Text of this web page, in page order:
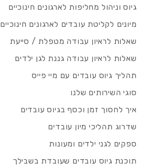
גיוס וניהול מחליפות לארגונים חינוכיים
מיונים לקליטת עובדים לארגונים חינוכיים
שאלות לראיון עבודה מטפלת / סייעת
שאלות לראיון עבודה גננת לגן ילדים
תהליך גיוס עובדים עם מיי פייס
סוגי השירותים שלנו
איך לחסוך זמן וכסף בגיוס עובדים
שדרוג תהליכי מיון עובדים
ספקים לגני ילדים ומעונות
תוכנת גיוס עובדים שעובדת בשבילך